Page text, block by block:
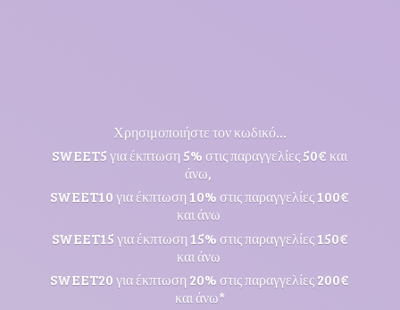
Χρησιμοποιήστε τον κωδικό...
SWEET5 για έκπτωση 5% στις παραγγελίες 50€ και
άνω,
SWEET10 για έκπτωση 10% στις παραγγελίες 100€
και άνω
SWEET15 για έκπτωση 15% στις παραγγελίες 150€
και άνω
SWEET20 για έκπτωση 20% στις παραγγελίες 200€
και άνω*